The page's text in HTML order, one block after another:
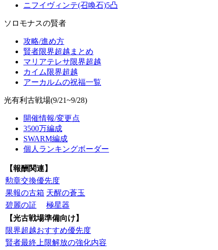
ニフイヴィンテ(召喚石)5凸
ソロモナスの賢者
攻略/進め方
賢者限界超越まとめ
マリアテレサ限界超越
カイム限界超越
アーカルムの祝福一覧
光有利古戦場(9/21~9/28)
開催情報/変更点
3500万編成
SWARM編成
個人ランキングボーダー
【報酬関連】
勲章交換優先度
果報の古箱 天醒の蒼玉
碧麗の証
極星器
【光古戦場準備向け】
限界超越おすすめ優先度
賢者最終上限解放の強化内容